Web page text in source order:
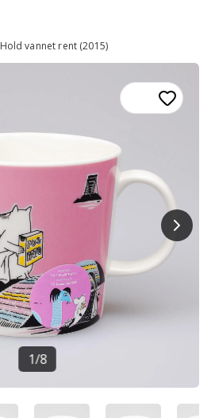
Hold vannet rent (2015)
1/8